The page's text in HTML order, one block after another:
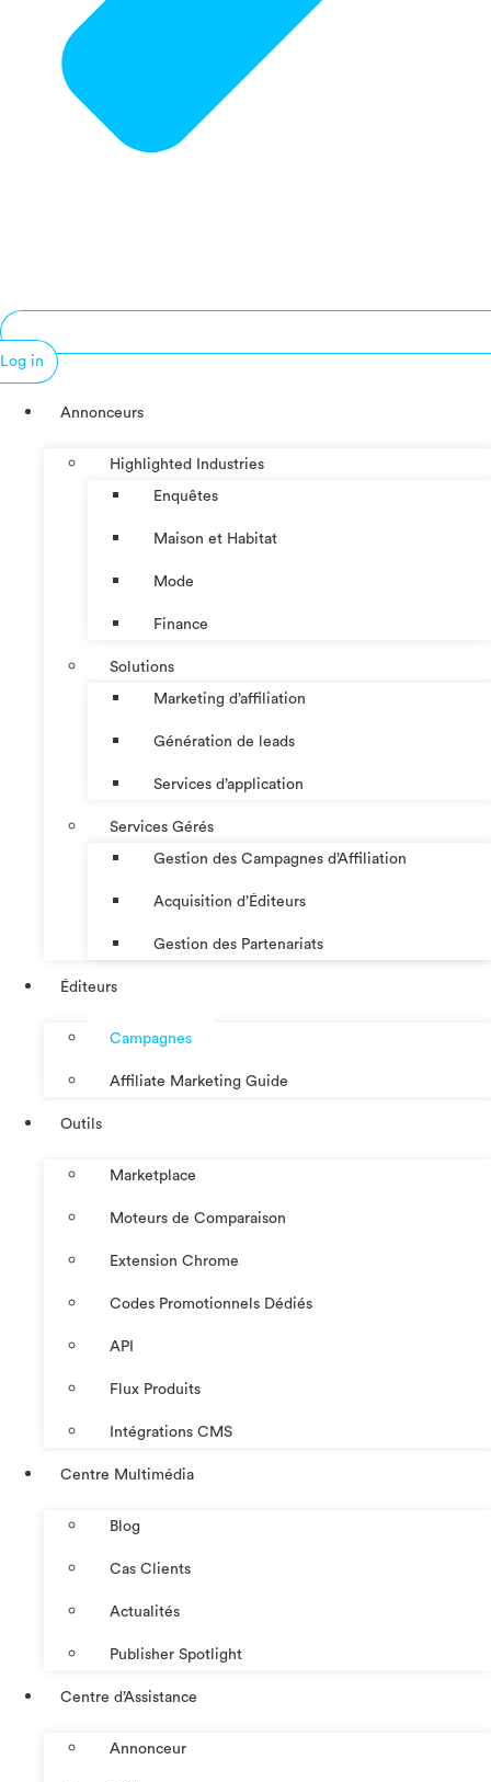
Log in
Annonceurs
Highlighted Industries
Enquêtes
Maison et Habitat
Mode
Finance
Solutions
Marketing d’affiliation
Génération de leads
Services d’application
Services Gérés
Gestion des Campagnes d’Affiliation​
Acquisition d’Éditeurs
Gestion des Partenariats
Éditeurs
Campagnes
Affiliate Marketing Guide
Outils
Marketplace
Moteurs de Comparaison
Extension Chrome
Codes Promotionnels Dédiés
API
Flux Produits
Intégrations CMS
Centre Multimédia
Blog
Cas Clients
Actualités
Publisher Spotlight
Centre d’Assistance
Annonceur